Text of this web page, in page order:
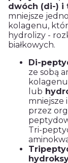
dwóch (di-) i
mniejsze
kolagenu,
hydrolizy -
białkowych.
Di-
ze sobą
lub
mniejsze
przez
Tri-